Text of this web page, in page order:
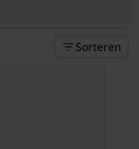
Sorteren